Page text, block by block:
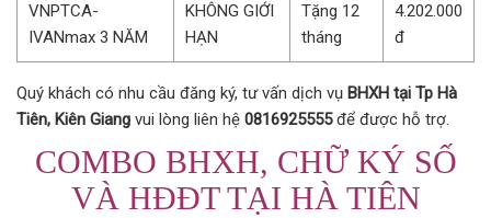
VNPTCA-
IVANmax 3 NĂM
KHÔNG GIỚI
HẠN
Tặng 12
tháng
4.202.000
đ
Quý khách có nhu cầu đăng ký, tư vấn dịch vụ BHXH tại Tp Hà
Tiên, Kiên Giang vui lòng liên hệ 0816925555để được hỗ trợ.
COMBO BHXH, CHỮ KÝ SỐ
VÀ HĐĐT TẠI HÀ TIÊN